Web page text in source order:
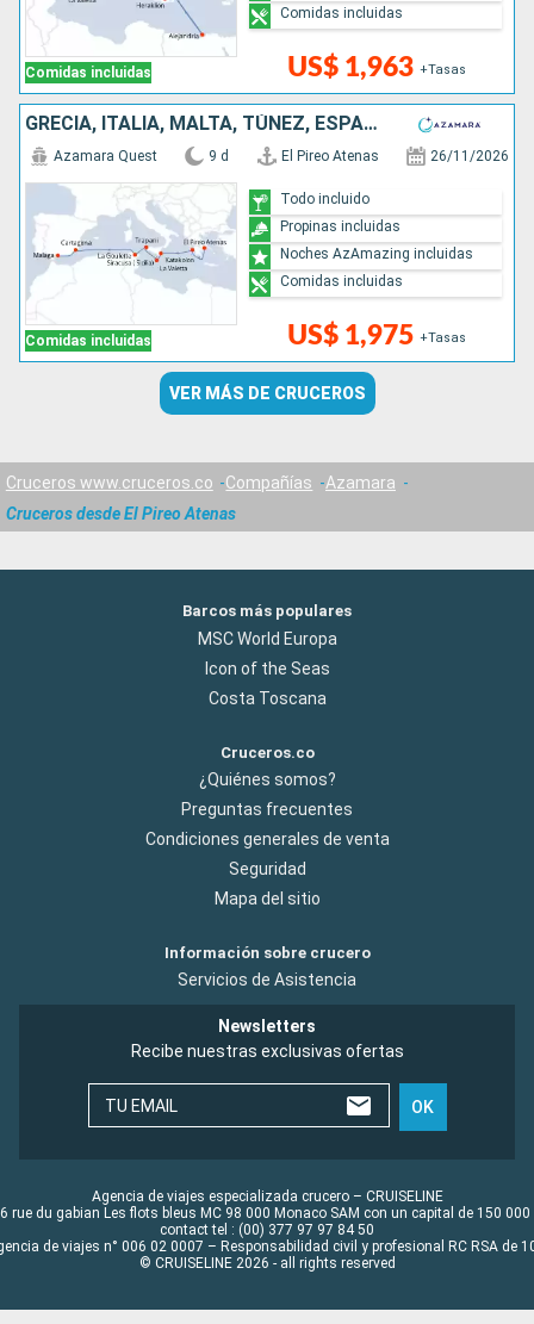
Comidas incluidas US$ 1,963 +Tasas
Comidas incluidas
GRECIA, ITALIA, MALTA, TÚNEZ, ESPAÑA
Comidas incluidas
Azamara Quest 9 d El Pireo Atenas 26/11/2026
US$ 1,975 +Tasas
Todo incluido
Propinas incluidas
Noches AzAmazing incluidas
Comidas incluidas
VER MÁS DE CRUCEROS
Cruceros www.cruceros.co Compañías
Azamara
Cruceros desde El Pireo Atenas
Barcos más populares
MSC World Europa
Icon of the Seas
Costa Toscana
Cruceros.co
¿Quiénes somos?
Preguntas frecuentes
Condiciones generales de venta
Seguridad
Mapa del sitio
Información sobre crucero
Servicios de Asistencia
Newsletters
Recibe nuestras exclusivas ofertas
TU EMAIL OK
Agencia de viajes especializada crucero – CRUISELINE
rue du gabian Les flots bleus MC 98 000 Monaco SAM con un capital de 150 000
contact tel : (00) 377 97 97 84 50
de viajes n° 006 02 0007 – Responsabilidad civil y profesional RC RSA de
© CRUISELINE 2026 - all rights reserved